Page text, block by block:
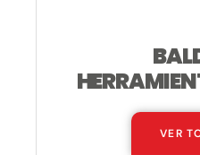
VER